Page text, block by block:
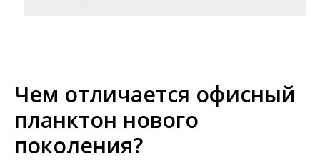
Чем отличается офисный
планктон нового
поколения?